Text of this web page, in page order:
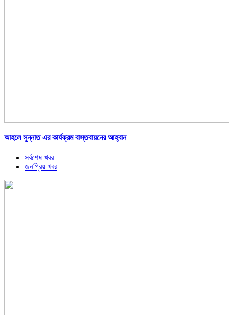
আহলে সুন্নাত এর কার্যক্রম বাস্তবায়নের আহ্বান
সর্বশেষ খবর
জনপ্রিয় খবর